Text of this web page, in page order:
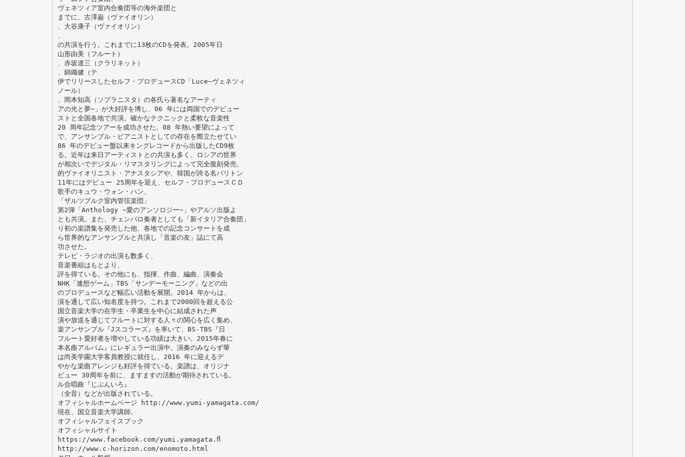
ヴェネツィア室内合奏団等の海外楽団と
までに、古澤巌（ヴァイオリン）
、大谷康子（ヴァイオリン）
の共演を行う。これまでに13枚のCDを発表。2005年日
山形由美（フルート）
、赤坂達三（クラリネット）
、錦織健（テ
伊でリリースしたセルフ・プロデュースCD「Luce∼ヴェネツィ
ノール）
、岡本知高（ソプラニスタ）の各氏ら著名なアーティ
アの光と夢∼」が大好評を博し、06 年には両国でのデビュー
ストと全国各地で共演。確かなテクニックと柔軟な音楽性
20 周年記念ツアーを成功させた。08 年熱い要望によって
で、アンサンブル・ピアニストとしての存在を際立たせてい
86 年のデビュー盤以来キングレコードから出版したCD9枚
る。近年は来日アーティストとの共演も多く、ロシアの世界
が相次いでデジタル・リマスタリングによって完全復刻発売。
的ヴァイオリニスト・アナスタシアや、韓国が誇る名バリトン
11年にはデビュー 25周年を迎え、セルフ・プロデュースＣＤ
歌手のキュウ・ウォン・ハン、
「ザルツブルク室内管弦楽団」
第2弾「Anthology ∼愛のアンソロジー∼」やアルソ出版よ
とも共演。また、チェンバロ奏者としても「新イタリア合奏団」
り初の楽譜集を発売した他、各地での記念コンサートを成
ら世界的なアンサンブルと共演し「音楽の友」誌にて高
功させた。
テレビ・ラジオの出演も数多く、
音楽番組はもとより、
評を得ている。その他にも、指揮、作曲、編曲、演奏会
NHK「連想ゲーム」TBS「サンデーモーニング」などの出
のプロデュースなど幅広い活動を展開。2014 年からは、
演を通して広い知名度を持つ。これまで2000回を超える公
国立音楽大学の在学生・卒業生を中心に結成された声
演や放送を通じてフルートに対する人々の関心を広く集め、
楽アンサンブル『Jスコラーズ』を率いて、BS-TBS『日
フルート愛好者を増やしている功績は大きい。2015年春に
本名曲アルバム』にレギュラー出演中。演奏のみならず華
は尚美学園大学客員教授に就任し、2016 年に迎えるデ
やかな楽曲アレンジも好評を得ている。楽譜は、オリジナ
ビュー 30周年を前に、ますますの活動が期待されている。
ル合唱曲『じぶんいろ』
（全音）などが出版されている。
オフィシャルホームページ http://www.yumi-yamagata.com/
現在、国立音楽大学講師。
オフィシャルフェイスブック
オフィシャルサイト
https://www.facebook.com/yumi.yamagata.ﬂ
http://www.c-horizon.com/enomoto.html